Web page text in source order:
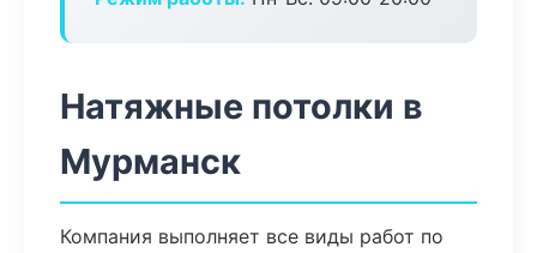
Натяжные потолки в
Мурманск
Компания выполняет все виды работ по